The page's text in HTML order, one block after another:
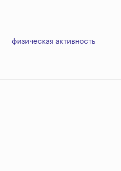
физическая активность